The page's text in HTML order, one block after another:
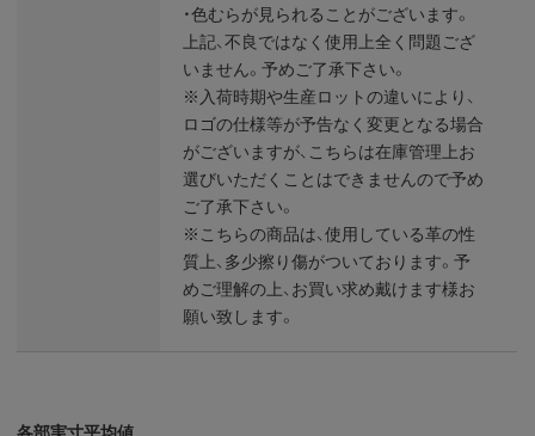
・色むらが見られることがございます。
上記、不良ではなく使用上全く問題ござ
いません。予めご了承下さい。
※入荷時期や生産ロットの違いにより、
ロゴの仕様等が予告なく変更となる場合
がございますが、こちらは在庫管理上お
選びいただくことはできませんので予め
ご了承下さい。
※こちらの商品は、使用している革の性
質上、多少擦り傷がついております。予
めご理解の上、お買い求め戴けます様お
願い致します。
各部実寸平均値